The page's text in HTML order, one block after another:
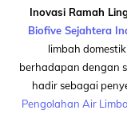
Inovasi Ramah
Biofive Sejahtera
limbah
berhadapan dengan
hadir sebagai
Pengolahan Air